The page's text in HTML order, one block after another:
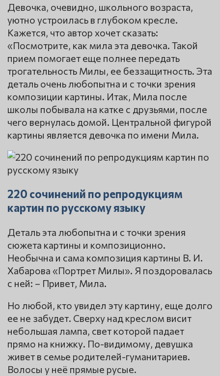
Девочка, очевидно, школьного возраста,
уютно устроилась в глубоком кресле.
Кажется, что автор хочет сказать:
«Посмотрите, как мила эта девочка. Такой
прием помогает еще полнее передать
трогательность Милы, ее беззащитность. Эта
деталь очень любопытна и с точки зрения
композиции картины. Итак, Мила после
школы побывала на катке с друзьями, после
чего вернулась домой. Центральной фигурой
картины является девочка по имени Мила.
220 сочинений по репродукциям
картин по русскому языку
Деталь эта любопытна и с точки зрения
сюжета картины и композиционно.
Необычна и сама композиция картины В. И.
Хабарова «Портрет Милы». Я поздоровалась
с ней: – Привет, Мила.
Но любой, кто увидел эту картину, еще долго
ее не забудет. Сверху над креслом висит
небольшая лампа, свет которой падает
прямо на книжку. По-видимому, девушка
живет в семье родителей-гуманитариев.
Волосы у неё прямые русые.